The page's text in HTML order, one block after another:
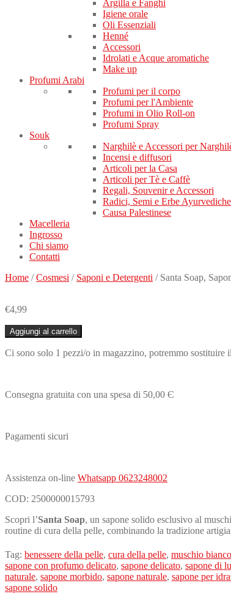
Argilla e Fanghi
Igiene orale
Oli Essenziali
Henné
Accessori
Idrolati e Acque aromatiche
Make up
Profumi Arabi
Profumi per il corpo
Profumi per l'Ambiente
Profumi in Olio Roll-on
Profumi Spray
Souk
Narghilè e Accessori per
Incensi e diffusori
Articoli per la Casa
Articoli per Tè e Caffè
Regali, Souvenir e Accessori
Radici, Semi e Erbe Ayurvediche
Causa Palestinese
Macelleria
Ingrosso
Chi siamo
Contatti
Home /Cosmesi / Saponi e Detergenti / Santa Soap,
€4,99
Santa
Soap,
Sapone
Bianco
Aggiungi al carrello
Ci sono solo 1 pezzi/o in magazzino, potremmo sostituire
Consegna gratuita con una spesa di 50,00 Є
Pagamenti sicuri
Assistenza on-line Whatsapp 0623248002
COD: 2500000015793
Scopri l’Santa Soap, un sapone solido esclusivo al
routine di cura della pelle, combinando la tradizione
Tag: benessere della pelle, cura della pelle, muschio bianco
sapone con profumo delicato, sapone delicato, sapone di
naturale, sapone morbido, sapone naturale, sapone per
sapone solido